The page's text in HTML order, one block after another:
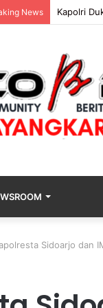
News Polri
Sidoarjo dan